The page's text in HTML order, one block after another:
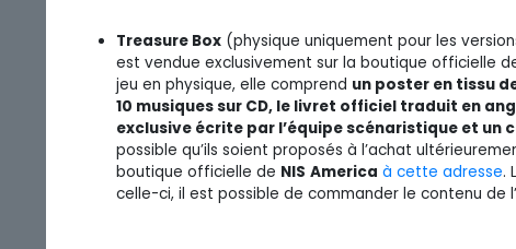
Treasure Box (physique uniquement pour les
est vendue exclusivement sur la boutique officielle
jeu en physique, elle comprend un poster en tissu
10 musiques sur CD, le livret officiel traduit en
exclusive écrite par l’équipe scénaristique et
possible qu’ils soient proposés à l’achat
boutique officielle de NIS America à cette adresse.
celle-ci, il est possible de commander le contenu de